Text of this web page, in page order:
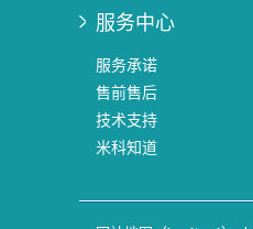
服务中心
服务承诺
售前售后
技术支持
米科知道